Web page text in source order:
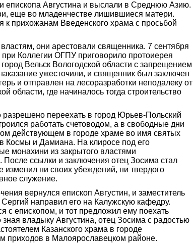
епископа Августина и выслали в Среднюю Азию.
еще во младенчестве лишившиеся матери.
к прихожанам Введенского храма с просьбой
властям, они арестовали священника. 7 сентября
Коллегии ОГПУ приговорило протоиерея
Вельск Вологодской области с запрещением
ужесточили, и священник был заключен
и отправлен на лесоразработки неподалеку от
области, где начиналось тогда строительство
переехать в город Юрьев-Польский
работать счетоводом, а в свободные дни
действующем в городе храме во имя святых
Космы и Дамиана. На клиросе под его
монахини из закрытого властями
После ссылки и заключения отец Зосима стал
изменил ни своих убеждений, ни твердого
служение.
вернулся епископ Августин, и заместитель
направил его на Калужскую кафедру.
с епископом, и тот предложил ему поехать
владыку Августина, отец Зосима с радостью
Казанского храма в городе
приходов в Малоярославецком районе.